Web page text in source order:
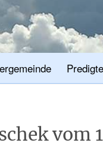
vom